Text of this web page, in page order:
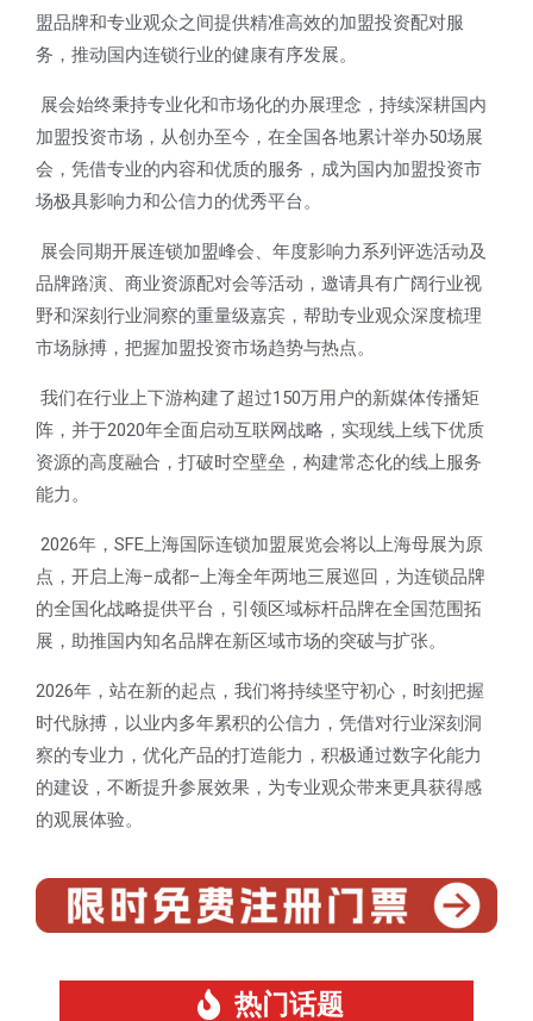
盟品牌和专业观众之间提供精准高效的加盟投资配对服
务，推动国内连锁行业的健康有序发展。
展会始终秉持专业化和市场化的办展理念，持续深耕国内
加盟投资市场，从创办至今，在全国各地累计举办50场展
会，凭借专业的内容和优质的服务，成为国内加盟投资市
场极具影响力和公信力的优秀平台。
展会同期开展连锁加盟峰会、 年度影响力系列评选活动及
品牌路演、 商业资源配对会等活动，邀请具有广阔行业视
野和深刻行业洞察的重量级嘉宾，帮助专业观众深度梳理
市场脉搏，把握加盟投资市场趋势与热点。
我们在行业上下游构建了超过150万用户的新媒体传播矩
阵，并于2020年全面启动互联网战略，实现线上线下优质
资源的高度融合，打破时空壁垒，构建常态化的线上服务
能力。
2026年， SFE上海国际连锁加盟展览会将以上海母展为原
点，开启上海–成都–上海全年两地三展巡回，为连锁品牌
的全国化战略提供平台，引领区域标杆品牌在全国范围拓
展，助推国内知名品牌在新区域市场的突破与扩张。
2026年 ，站在新的起点，我们将持续坚守初心，时刻把握
时代脉搏，以业内多年累积的公信力，凭借对行业深刻洞
察的专业力，优化产品的打造能力，积极通过数字化能力
的建设，不断提升参展效果，为专业观众带来更具获得感
的观展体验。
热门话题